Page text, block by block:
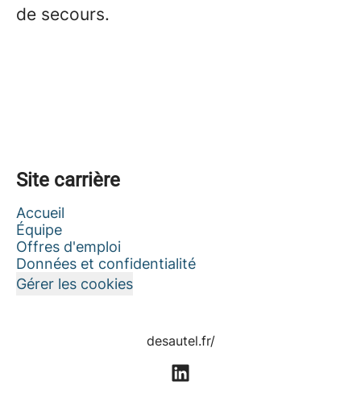
de secours.
Site carrière
Accueil
Équipe
Offres d'emploi
Données et confidentialité
Gérer les cookies
desautel.fr/